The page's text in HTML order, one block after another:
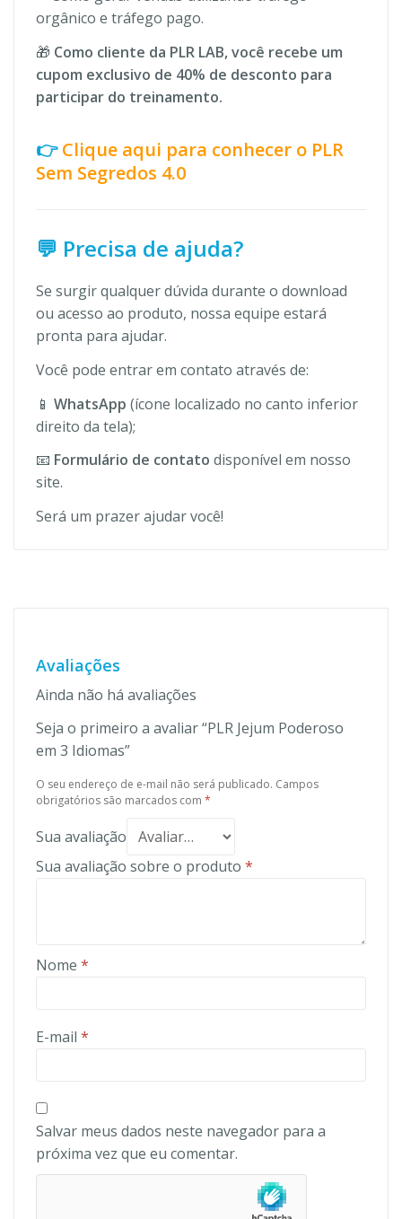
orgânico e tráfego pago.
🎁 Como cliente da PLR LAB, você recebe um
cupom exclusivo de 40% de desconto para
participar do treinamento.
👉 Clique aqui para conhecer o PLR
Sem Segredos 4.0
💬 Precisa de ajuda?
Se surgir qualquer dúvida durante o download
ou acesso ao produto, nossa equipe estará
pronta para ajudar.
Você pode entrar em contato através de:
📱 WhatsApp (ícone localizado no canto inferior
direito da tela);
📧 Formulário de contato disponível em nosso
site.
Será um prazer ajudar você!
Avaliações
Ainda não há avaliações
Seja o primeiro a avaliar “PLR Jejum Poderoso
em 3 Idiomas”
O seu endereço de e-mail não será publicado. Campos
obrigatórios são marcados com *
Sua avaliação
Sua avaliação sobre o produto *
Nome *
E-mail *
Salvar meus dados neste navegador para a
próxima vez que eu comentar.